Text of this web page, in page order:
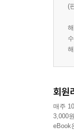
(
회원
매주
3,000
eBook